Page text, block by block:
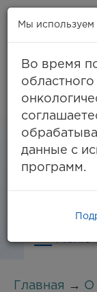
Самара, ул.
994-03-99
Главная → О
Мы используем
Во время
данные с
программ.